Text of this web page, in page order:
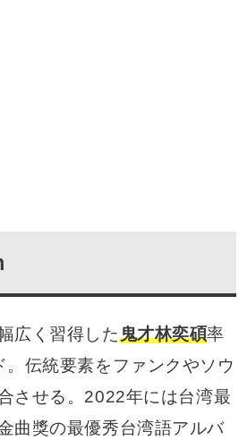
広く習得した鬼才林奕碩率
伝統要素をファンクやソウ
させる。2022年には台湾最
曲獎の最優秀台湾語アルバ